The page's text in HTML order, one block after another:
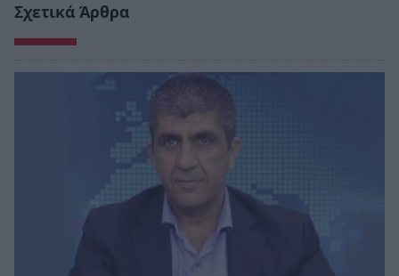
Σχετικά Άρθρα